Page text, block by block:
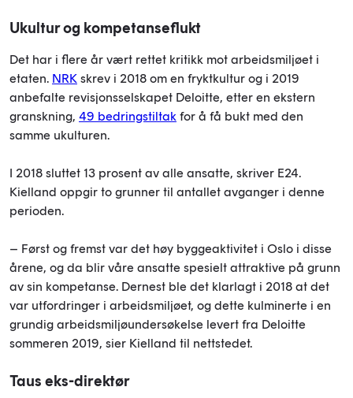
Ukultur og kompetanseflukt
Det har i flere år vært rettet kritikk mot arbeidsmiljøet i
etaten. NRK skrev i 2018 om en fryktkultur og i 2019
anbefalte revisjonsselskapet Deloitte, etter en ekstern
granskning, 49 bedringstiltak for å få bukt med den
samme ukulturen.
I 2018 sluttet 13 prosent av alle ansatte, skriver E24.
Kielland oppgir to grunner til antallet avganger i denne
perioden.
– Først og fremst var det høy byggeaktivitet i Oslo i disse
årene, og da blir våre ansatte spesielt attraktive på grunn
av sin kompetanse. Dernest ble det klarlagt i 2018 at det
var utfordringer i arbeidsmiljøet, og dette kulminerte i en
grundig arbeidsmiljøundersøkelse levert fra Deloitte
sommeren 2019, sier Kielland til nettstedet.
Taus eks-direktør